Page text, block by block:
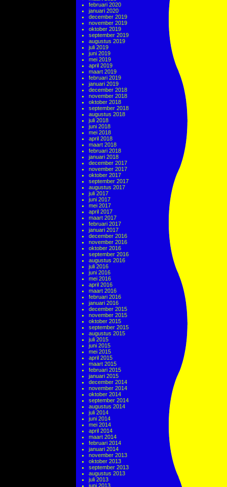
februari 2020
januari 2020
december 2019
november 2019
oktober 2019
september 2019
augustus 2019
juli 2019
juni 2019
mei 2019
april 2019
maart 2019
februari 2019
januari 2019
december 2018
november 2018
oktober 2018
september 2018
augustus 2018
juli 2018
juni 2018
mei 2018
april 2018
maart 2018
februari 2018
januari 2018
december 2017
november 2017
oktober 2017
september 2017
augustus 2017
juli 2017
juni 2017
mei 2017
april 2017
maart 2017
februari 2017
januari 2017
december 2016
november 2016
oktober 2016
september 2016
augustus 2016
juli 2016
juni 2016
mei 2016
april 2016
maart 2016
februari 2016
januari 2016
december 2015
november 2015
oktober 2015
september 2015
augustus 2015
juli 2015
juni 2015
mei 2015
april 2015
maart 2015
februari 2015
januari 2015
december 2014
november 2014
oktober 2014
september 2014
augustus 2014
juli 2014
juni 2014
mei 2014
april 2014
maart 2014
februari 2014
januari 2014
november 2013
oktober 2013
september 2013
augustus 2013
juli 2013
juni 2013